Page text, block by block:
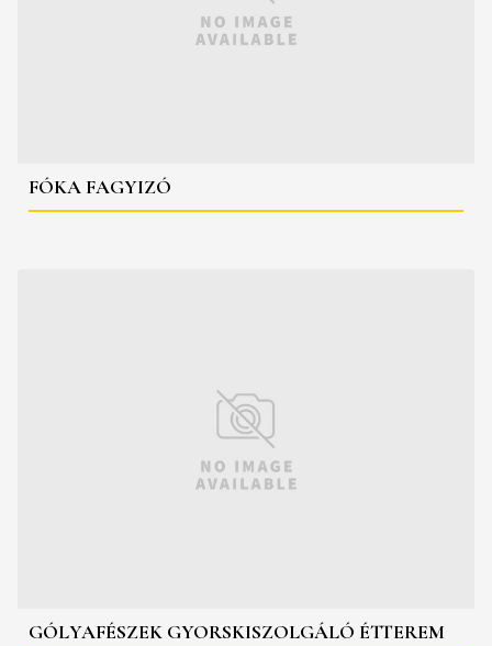
FÓKA FAGYIZÓ
GÓLYAFÉSZEK GYORSKISZOLGÁLÓ ÉTTEREM